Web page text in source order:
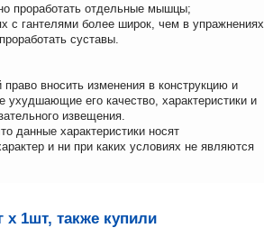
проработать отдельные мышцы;
с гантелями более широк, чем в упражнениях
суставы.
вносить изменения в конструкцию и
ухудшающие его качество, характеристики и
извещения.
данные характеристики носят
и ни при каких условиях не являются
x 1шт, также купили